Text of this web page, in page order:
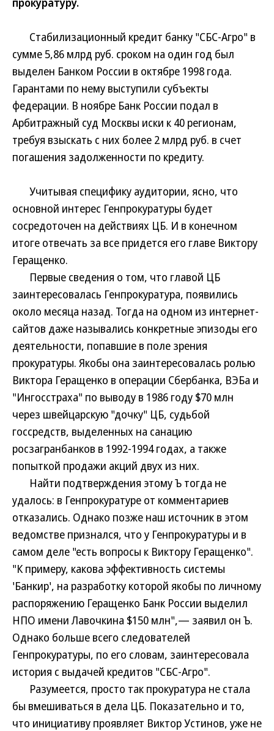
Стабилизационный кредит банку "СБС-Агро" в
сумме 5,86 млрд руб. сроком на один год был
выделен Банком России в октябре 1998 года.
Гарантами по нему выступили субъекты
федерации. В ноябре Банк России подал в
Арбитражный суд Москвы иски к 40 регионам,
требуя взыскать с них более 2 млрд руб. в счет
погашения задолженности по кредиту.
Учитывая специфику аудитории, ясно, что
основной интерес Генпрокуратуры будет
сосредоточен на действиях ЦБ. И в конечном
итоге отвечать за все придется его главе Виктору
Геращенко.
Первые сведения о том, что главой ЦБ
заинтересовалась Генпрокуратура, появились
около месяца назад. Тогда на одном из интернет-
сайтов даже назывались конкретные эпизоды его
деятельности, попавшие в поле зрения
прокуратуры. Якобы она заинтересовалась ролью
Виктора Геращенко в операции Сбербанка, ВЭБа и
"Ингосстраха" по выводу в 1986 году $70 млн
через швейцарскую "дочку" ЦБ, судьбой
госсредств, выделенных на санацию
росзагранбанков в 1992-1994 годах, а также
попыткой продажи акций двух из них.
Найти подтверждения этому Ъ тогда не
удалось: в Генпрокуратуре от комментариев
отказались. Однако позже наш источник в этом
ведомстве признался, что у Генпрокуратуры и в
самом деле "есть вопросы к Виктору Геращенко".
"К примеру, какова эффективность системы
'Банкир', на разработку которой якобы по личному
распоряжению Геращенко Банк России выделил
НПО имени Лавочкина $150 млн",— заявил он Ъ.
Однако больше всего следователей
Генпрокуратуры, по его словам, заинтересовала
история с выдачей кредитов "СБС-Агро".
Разумеется, просто так прокуратура не стала
бы вмешиваться в дела ЦБ. Показательно и то,
что инициативу проявляет Виктор Устинов, уже не